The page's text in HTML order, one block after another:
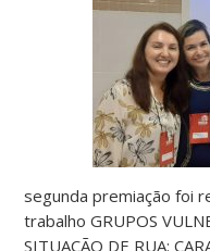
segunda premiação foi
trabalho GRUPOS
SITUAÇÃO DE RUA: